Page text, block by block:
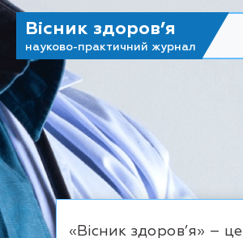
Вісник здоров’я
науково-практичний журнал
«Вісник здоров’я» – це